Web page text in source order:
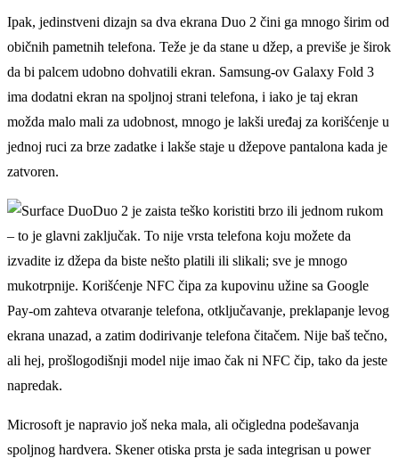
Ipak, jedinstveni dizajn sa dva ekrana Duo 2 čini ga mnogo širim od
običnih pametnih telefona. Teže je da stane u džep, a previše je širok
da bi palcem udobno dohvatili ekran. Samsung-ov Galaxy Fold 3
ima dodatni ekran na spolјnoj strani telefona, i iako je taj ekran
možda malo mali za udobnost, mnogo je lakši uređaj za korišćenje u
jednoj ruci za brze zadatke i lakše staje u džepove pantalona kada je
zatvoren.
Duo 2 je zaista teško koristiti brzo ili jednom rukom
– to je glavni zaklјučak. To nije vrsta telefona koju možete da
izvadite iz džepa da biste nešto platili ili slikali; sve je mnogo
mukotrpnije. Korišćenje NFC čipa za kupovinu užine sa Google
Pay-om zahteva otvaranje telefona, otklјučavanje, preklapanje levog
ekrana unazad, a zatim dodirivanje telefona čitačem. Nije baš tečno,
ali hej, prošlogodišnji model nije imao čak ni NFC čip, tako da jeste
napredak.
Microsoft je napravio još neka mala, ali očigledna podešavanja
spolјnog hardvera. Skener otiska prsta je sada integrisan u power